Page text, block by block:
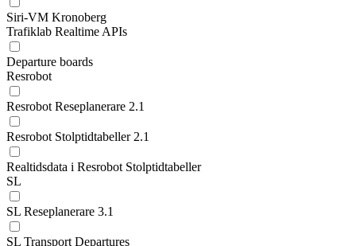
Siri-VM Kronoberg
Trafiklab Realtime APIs
Departure boards
Resrobot
Resrobot Reseplanerare 2.1
Resrobot Stolptidtabeller 2.1
Realtidsdata i Resrobot Stolptidtabeller
SL
SL Reseplanerare 3.1
SL Transport Departures